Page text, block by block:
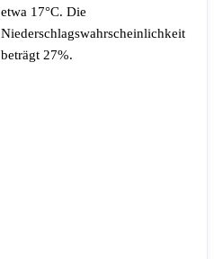
etwa 17°C. Die
Niederschlagswahrscheinlichkeit
beträgt 27%.